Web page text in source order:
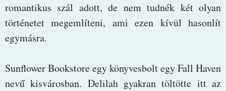
romantikus szál adott, de nem tudnék két olyan
történetet megemlíteni, ami ezen kívül hasonlít
egymásra.
Sunflower Bookstore egy könyvesbolt egy Fall Haven
nevű kisvárosban. Delilah gyakran töltötte itt az